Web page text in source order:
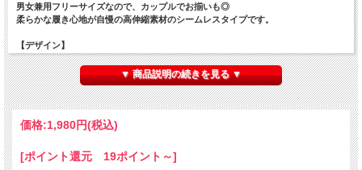
男女兼用フリーサイズなので、カップルでお揃いも◎
柔らかな履き心地が自慢の高伸縮素材のシームレスタイプです。
【デザイン】
1.柴犬
2.ポメラニアン
3.マルチーズ
4.チワワ
5.パグ
6.コーギー
9.ボストンテリア
▼ 商品説明の続きを見る ▼
価格:1,980円(税込)
[ポイント還元 19ポイント～]